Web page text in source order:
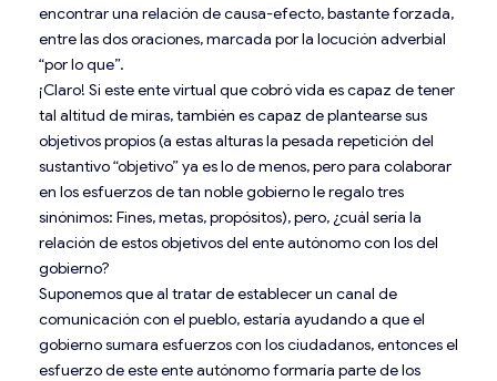
encontrar una relación de causa-efecto, bastante forzada,
entre las dos oraciones, marcada por la locución adverbial
“por lo que”.
¡Claro! Si este ente virtual que cobró vida es capaz de tener
tal altitud de miras, también es capaz de plantearse sus
objetivos propios (a estas alturas la pesada repetición del
sustantivo “objetivo” ya es lo de menos, pero para colaborar
en los esfuerzos de tan noble gobierno le regalo tres
sinónimos: Fines, metas, propósitos), pero, ¿cuál sería la
relación de estos objetivos del ente autónomo con los del
gobierno?
Suponemos que al tratar de establecer un canal de
comunicación con el pueblo, estaría ayudando a que el
gobierno sumara esfuerzos con los ciudadanos, entonces el
esfuerzo de este ente autónomo formaría parte de los